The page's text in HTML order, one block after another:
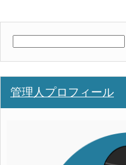
管理人プロフィール